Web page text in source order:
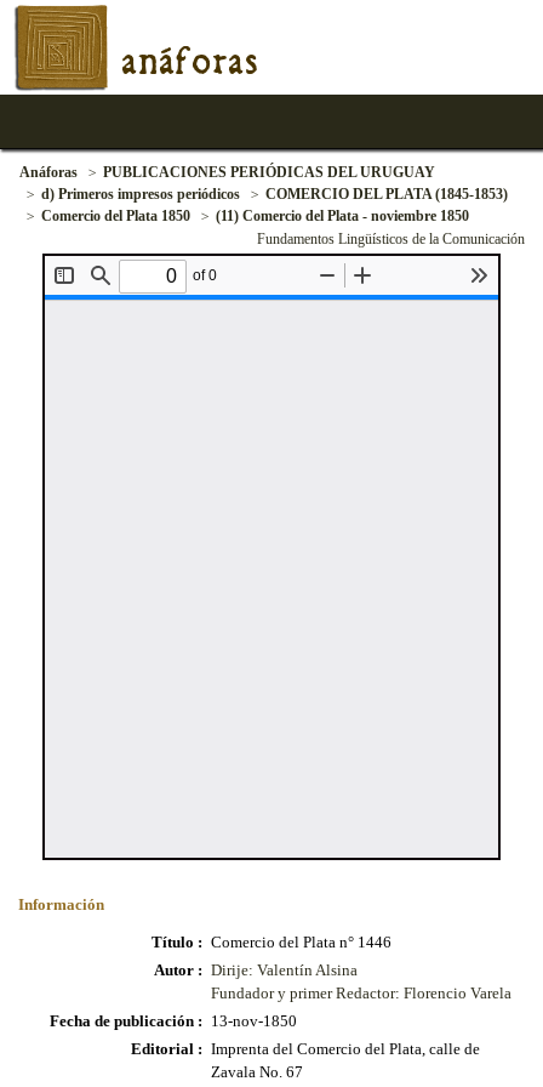
anáforas
Anáforas
PUBLICACIONES PERIÓDICAS DEL URUGUAY
d) Primeros impresos periódicos
COMERCIO DEL PLATA (1845-1853)
Comercio del Plata 1850
(11) Comercio del Plata - noviembre 1850
Fundamentos Lingüísticos de la Comunicación
Información
Título : Comercio del Plata n° 1446
Autor : Dirije: Valentín Alsina
Fundador y primer Redactor: Florencio Varela
Fecha de publicación : 13-nov-1850
Editorial : Imprenta del Comercio del Plata, calle de
Zavala No. 67